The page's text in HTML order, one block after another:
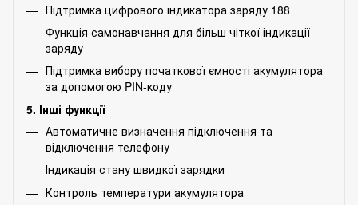
Підтримка цифрового індикатора заряду 188
Функція самонавчання для більш чіткої індикації
заряду
Підтримка вибору початкової ємності акумулятора
за допомогою PIN-коду
5. Інші функції
Автоматичне визначення підключення та
відключення телефону
Індикація стану швидкої зарядки
Контроль температури акумулятора